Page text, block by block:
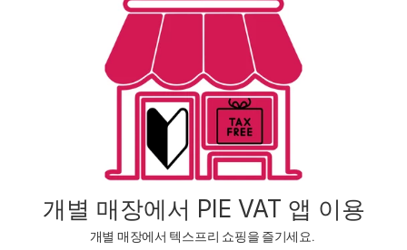
개별 매장에서 PIE VAT 앱 이용
개별 매장에서 텍스프리 쇼핑을 즐기세요.